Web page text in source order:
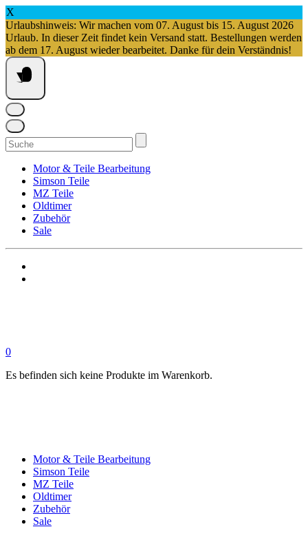
X
Urlaubshinweis: Wir machen vom 07. August bis 15. August 2026
Urlaub. In dieser Zeit findet kein Versand statt. Bestellungen werden
ab dem 17. August wieder bearbeitet. Danke für dein Verständnis!
Springe
zum
Inhalt
Suchen
nach:
Motor & Teile Bearbeitung
Simson Teile
MZ Teile
Oldtimer
Zubehör
Sale
0
Es befinden sich keine Produkte im Warenkorb.
Motor & Teile Bearbeitung
Simson Teile
MZ Teile
Oldtimer
Zubehör
Sale